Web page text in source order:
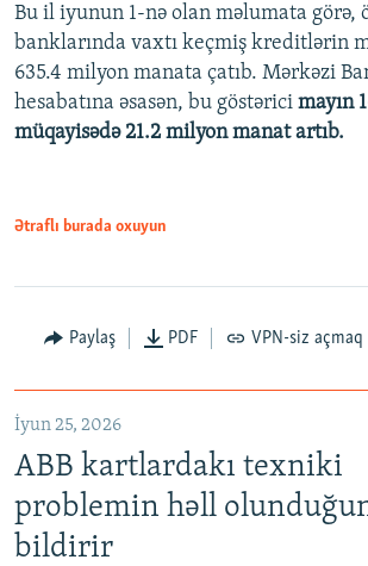
Auto 240p 360p
720p 1080p
Bu il iyunun 1-nə olan məlumata görə,
banklarında vaxtı keçmiş kreditlərin
635.4 milyon manata çatıb. Mərkəzi
hesabatına əsasən, bu göstərici mayın
müqayisədə 21.2 milyon manat artıb.
Ətraflı burada oxuyun
Paylaş PDF VPN-siz açmaq
İyun 25, 2026
ABB kartlardakı texniki
problemin həll
bildirir